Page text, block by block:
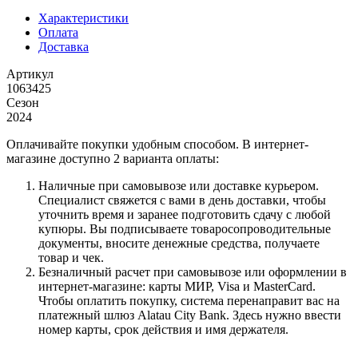
Характеристики
Оплата
Доставка
Артикул
1063425
Сезон
2024
Оплачивайте покупки удобным способом. В интернет-
магазине доступно 2 варианта оплаты:
Наличные при самовывозе или доставке курьером.
Специалист свяжется с вами в день доставки, чтобы
уточнить время и заранее подготовить сдачу с любой
купюры. Вы подписываете товаросопроводительные
документы, вносите денежные средства, получаете
товар и чек.
Безналичный расчет при самовывозе или оформлении в
интернет-магазине: карты МИР, Visa и MasterCard.
Чтобы оплатить покупку, система перенаправит вас на
платежный шлюз Alatau City Bank. Здесь нужно ввести
номер карты, срок действия и имя держателя.